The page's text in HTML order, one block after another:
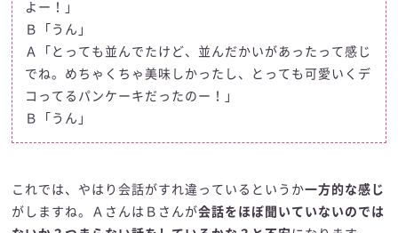
よー！」
Ｂ「うん」
Ａ「とっても並んでたけど、並んだかいがあったって感じ
でね。めちゃくちゃ美味しかったし、とっても可愛いくデ
コってるパンケーキだったのー！」
Ｂ「うん」
これでは、やはり会話がすれ違っているというか一方的な感じ
がしますね。ＡさんはＢさんが会話をほぼ聞いていないのでは